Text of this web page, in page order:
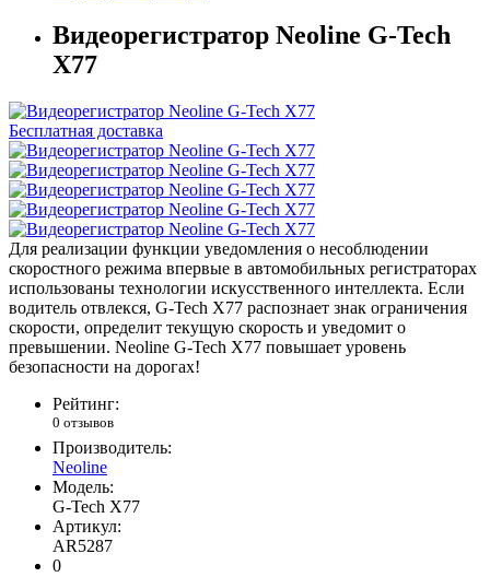
Видеорегистратор Neoline G-Tech
X77
Бесплатная доставка
Для реализации функции уведомления о несоблюдении
скоростного режима впервые в автомобильных регистраторах
использованы технологии искусственного интеллекта. Если
водитель отвлекся, G-Tech X77 распознает знак ограничения
скорости, определит текущую скорость и уведомит о
превышении. Neoline G-Tech X77 повышает уровень
безопасности на дорогах!
Рейтинг:
0 отзывов
Производитель:
Neoline
Модель:
G-Tech X77
Артикул:
AR5287
0